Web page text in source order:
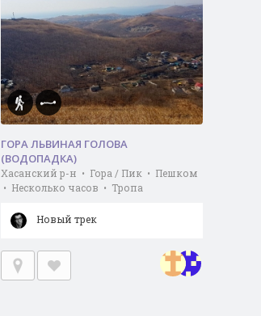
ГОРА ЛЬВИНАЯ ГОЛОВА
(ВОДОПАДКА)
Хасанский р-н • Гора / Пик • Пешком
• Несколько часов • Тропа
Новый трек